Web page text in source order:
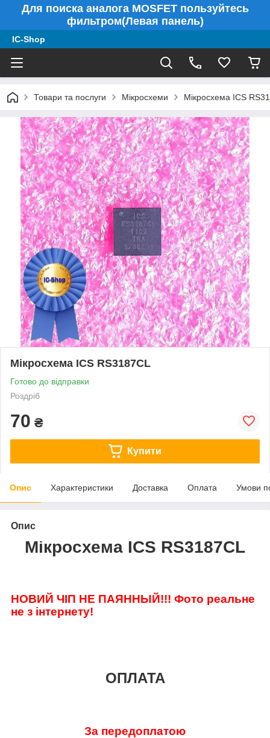
Для поиска аналога MOSFET пользуйтесь
фильтром(Левая панель)
IC-Shop
Товари та послуги Мікросхеми Мікросхема ICS
Мікросхема ICS RS3187CL
Готово до відправки
Роздріб
70 ₴
Купити
Опис Характеристики Доставка Оплата Умови
Опис
Мікросхема ICS RS3187CL
НОВИЙ ЧІП НЕ ПАЯННЫЙ!!! Фото реальне
не з інтернету!
ОПЛАТА
За передоплатою